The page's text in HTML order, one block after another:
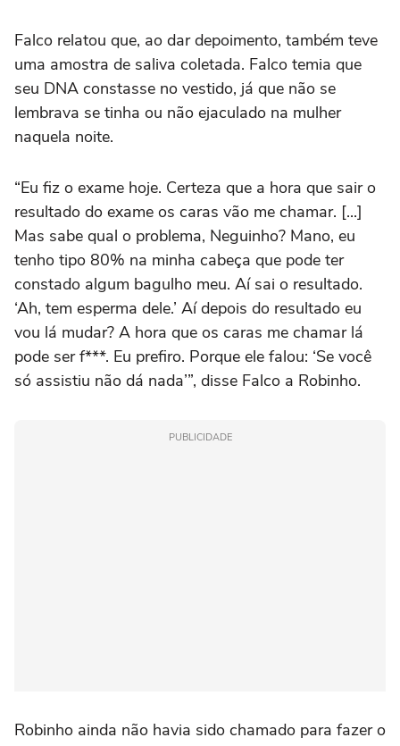
Falco relatou que, ao dar depoimento, também teve
uma amostra de saliva coletada. Falco temia que
seu DNA constasse no vestido, já que não se
lembrava se tinha ou não ejaculado na mulher
naquela noite.
“Eu fiz o exame hoje. Certeza que a hora que sair o
resultado do exame os caras vão me chamar. [...]
Mas sabe qual o problema, Neguinho? Mano, eu
tenho tipo 80% na minha cabeça que pode ter
constado algum bagulho meu. Aí sai o resultado.
‘Ah, tem esperma dele.’ Aí depois do resultado eu
vou lá mudar? A hora que os caras me chamar lá
pode ser f***. Eu prefiro. Porque ele falou: ‘Se você
só assistiu não dá nada’”, disse Falco a Robinho.
PUBLICIDADE
Robinho ainda não havia sido chamado para fazer o